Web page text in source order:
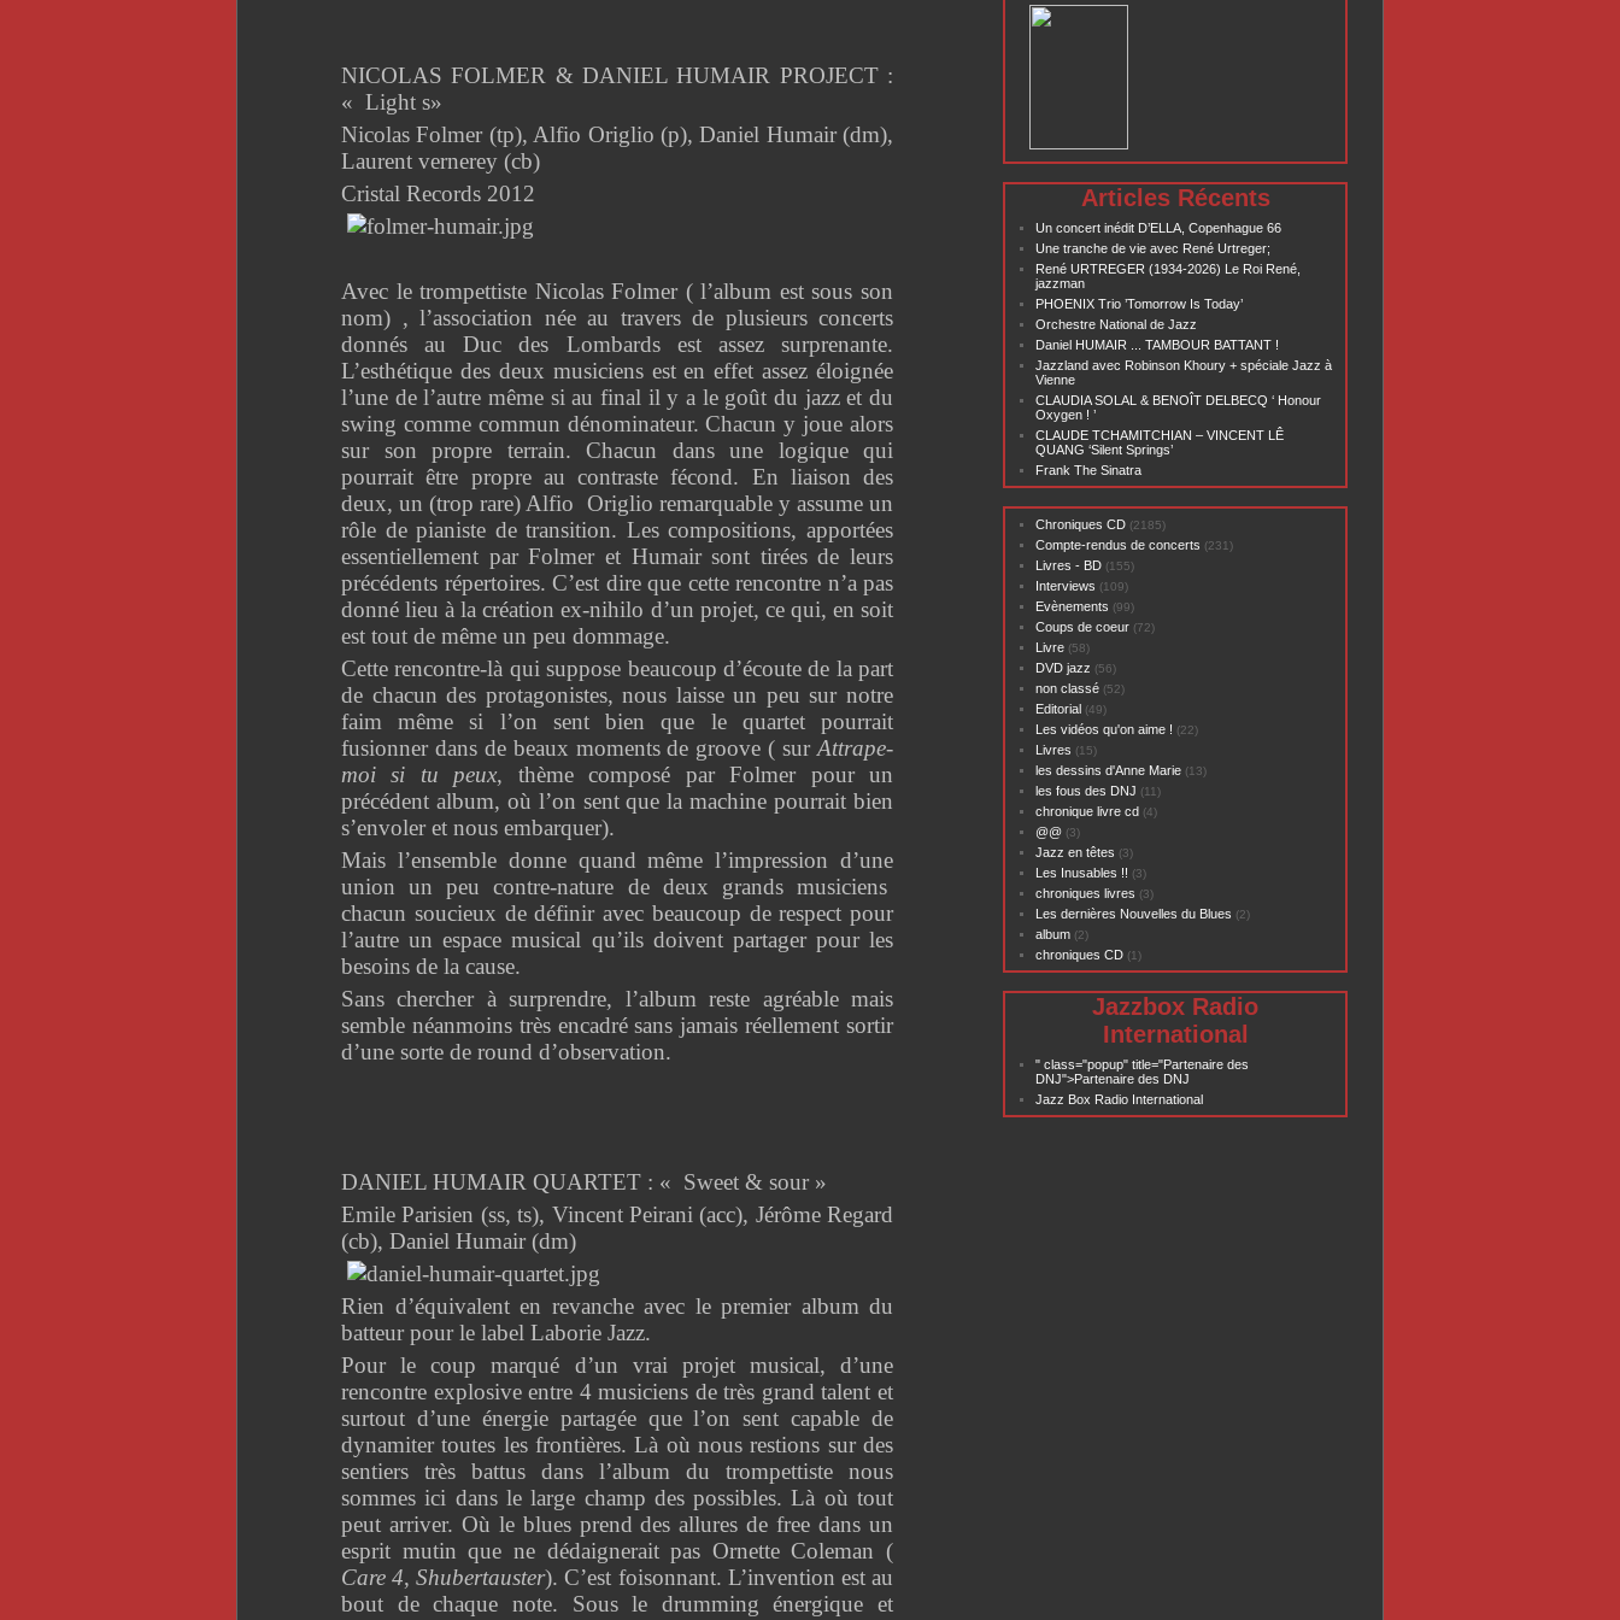
NICOLAS FOLMER & DANIEL HUMAIR PROJECT :
« Light s»
Nicolas Folmer (tp), Alfio Origlio (p), Daniel Humair (dm),
Laurent vernerey (cb)
Cristal Records 2012
Avec le trompettiste Nicolas Folmer ( l’album est sous son
nom) , l’association née au travers de plusieurs concerts
donnés au Duc des Lombards est assez surprenante.
L’esthétique des deux musiciens est en effet assez éloignée
l’une de l’autre même si au final il y a le goût du jazz et du
swing comme commun dénominateur. Chacun y joue alors
sur son propre terrain. Chacun dans une logique qui
pourrait être propre au contraste fécond. En liaison des
deux, un (trop rare) Alfio Origlio remarquable y assume un
rôle de pianiste de transition. Les compositions, apportées
essentiellement par Folmer et Humair sont tirées de leurs
précédents répertoires. C’est dire que cette rencontre n’a pas
donné lieu à la création ex-nihilo d’un projet, ce qui, en soit
est tout de même un peu dommage.
Cette rencontre-là qui suppose beaucoup d’écoute de la part
de chacun des protagonistes, nous laisse un peu sur notre
faim même si l’on sent bien que le quartet pourrait
fusionner dans de beaux moments de groove ( sur Attrape-
moi si tu peux, thème composé par Folmer pour un
précédent album, où l’on sent que la machine pourrait bien
s’envoler et nous embarquer).
Mais l’ensemble donne quand même l’impression d’une
union un peu contre-nature de deux grands musiciens
chacun soucieux de définir avec beaucoup de respect pour
l’autre un espace musical qu’ils doivent partager pour les
besoins de la cause.
Sans chercher à surprendre, l’album reste agréable mais
semble néanmoins très encadré sans jamais réellement sortir
d’une sorte de round d’observation.
DANIEL HUMAIR QUARTET : « Sweet & sour »
Emile Parisien (ss, ts), Vincent Peirani (acc), Jérôme Regard
(cb), Daniel Humair (dm)
Rien d’équivalent en revanche avec le premier album du
batteur pour le label Laborie Jazz.
Pour le coup marqué d’un vrai projet musical, d’une
rencontre explosive entre 4 musiciens de très grand talent et
surtout d’une énergie partagée que l’on sent capable de
dynamiter toutes les frontières. Là où nous restions sur des
sentiers très battus dans l’album du trompettiste nous
sommes ici dans le large champ des possibles. Là où tout
peut arriver. Où le blues prend des allures de free dans un
esprit mutin que ne dédaignerait pas Ornette Coleman (
Care 4,Shubertauster). C’est foisonnant. L’invention est au
bout de chaque note. Sous le drumming énergique et
Articles Récents
Un concert inédit D’ELLA, Copenhague 66
Une tranche de vie avec René Urtreger;
René URTREGER (1934-2026) Le Roi René,
jazzman
PHOENIX Trio ’Tomorrow Is Today’
Orchestre National de Jazz
Daniel HUMAIR ... TAMBOUR BATTANT !
Jazzland avec Robinson Khoury + spéciale Jazz à
Vienne
CLAUDIA SOLAL & BENOÎT DELBECQ ‘ Honour
Oxygen ! ’
CLAUDE TCHAMITCHIAN – VINCENT LÊ
QUANG ‘Silent Springs’
Frank The Sinatra
Chroniques CD (2185)
Compte-rendus de concerts (231)
Livres - BD (155)
Interviews (109)
Evènements (99)
Coups de coeur (72)
Livre (58)
DVD jazz (56)
non classé (52)
Editorial (49)
Les vidéos qu'on aime ! (22)
Livres (15)
les dessins d'Anne Marie (13)
les fous des DNJ (11)
chronique livre cd (4)
@@ (3)
Jazz en têtes (3)
Les Inusables !! (3)
chroniques livres (3)
Les dernières Nouvelles du Blues (2)
album (2)
chroniques CD (1)
Jazzbox Radio
International
" class="popup" title="Partenaire des
DNJ">Partenaire des DNJ
Jazz Box Radio International